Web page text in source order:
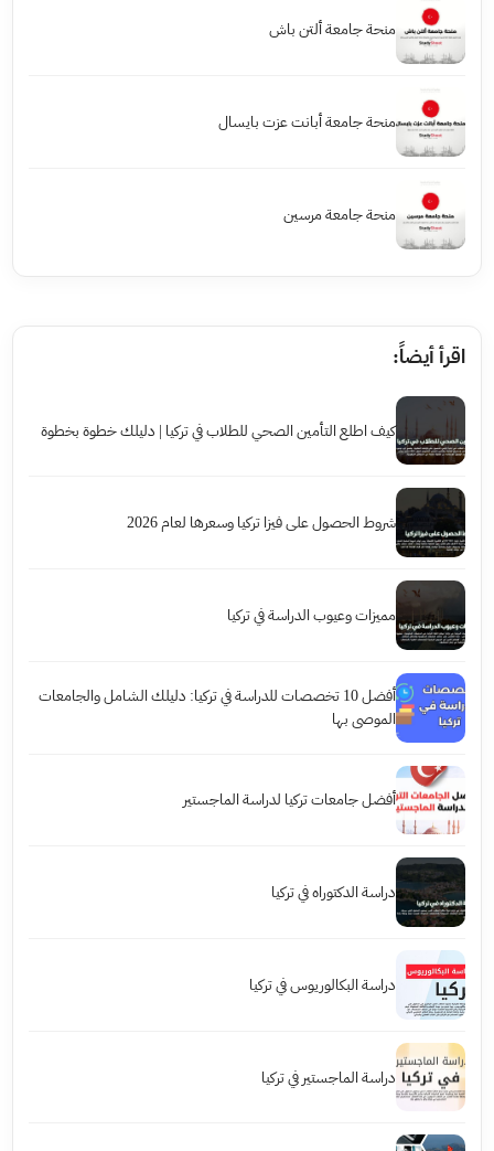
منحة جامعة ألتن باش
منحة جامعة أبانت عزت بايسال
منحة جامعة مرسين
اقرأ أيضاً:
كيف اطلع التأمين الصحي للطلاب في تركيا | دليلك خطوة بخطوة
شروط الحصول على فيزا تركيا وسعرها لعام 2026
مميزات وعيوب الدراسة في تركيا
أفضل 10 تخصصات للدراسة في تركيا: دليلك الشامل والجامعات
الموصى بها
أفضل جامعات تركيا لدراسة الماجستير
دراسة الدكتوراه في تركيا
دراسة البكالوريوس في تركيا
دراسة الماجستير في تركيا